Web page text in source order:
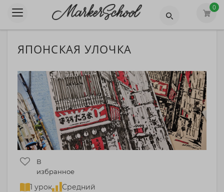
0
ЯПОНСКАЯ УЛОЧКА
В
избранное
1 урок Средний